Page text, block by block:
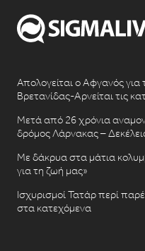
Απολογείται ο Αφγανός για
Βρετανίδας-Αρνείται τις
Μετά από 26 χρόνια
δρόμος Λάρνακας –
Με δάκρυα στα μάτια
για τη ζωή μας»
Ισχυρισμοί Τατάρ περί
στα κατεχόμενα